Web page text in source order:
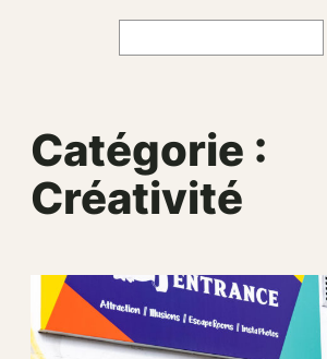
Catégorie :
Créativité